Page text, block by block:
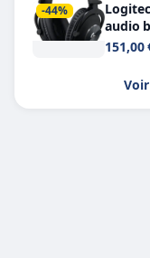
-44%
audio
151,00